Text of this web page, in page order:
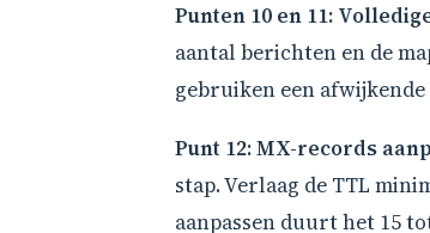
Punten 10 en 11:
aantal berichten en de
gebruiken een
Punt 12: MX-records
stap. Verlaag de TTL
aanpassen duurt het 15